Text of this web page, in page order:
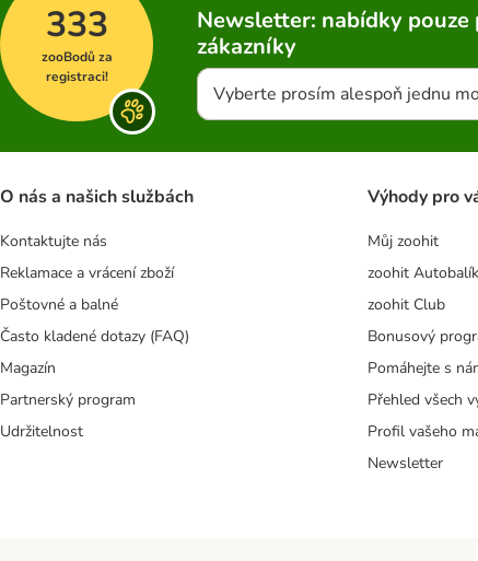
333
zooBodů za
registraci!
Newsletter: nabídky
zákazníky
Vyberte prosím alespoň jednu
O nás a našich službách
Kontaktujte nás
Reklamace a vrácení zboží
Poštovné a balné
Často kladené dotazy (FAQ)
Magazín
Partnerský program
Udržitelnost
Výhody pro
Můj zoohit
zoohit Autobalík
zoohit Club
Bonusový
Pomáhejte s
Přehled všech
Profil vašeho
Newsletter